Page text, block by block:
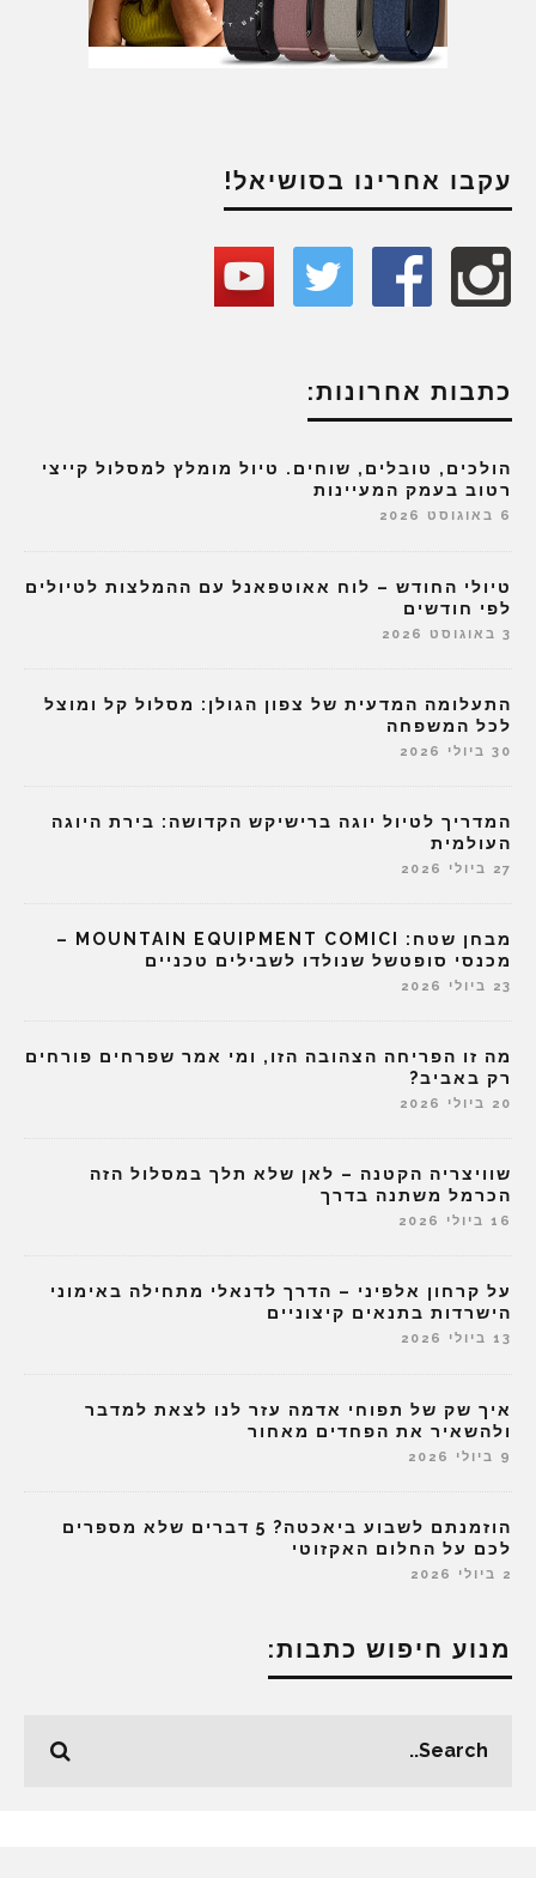
עקבו אחרינו בסושיאל!
כתבות אחרונות:
הולכים, טובלים, שוחים. טיול מומלץ למסלול קייצי
רטוב בעמק המעיינות
6 באוגוסט 2026
טיולי החודש – לוח אאוטפאנל עם ההמלצות לטיולים
לפי חודשים
3 באוגוסט 2026
התעלומה המדעית של צפון הגולן: מסלול קל ומוצל
לכל המשפחה
30 ביולי 2026
המדריך לטיול יוגה ברישיקש הקדושה: בירת היוגה
העולמית
27 ביולי 2026
מבחן שטח: MOUNTAIN EQUIPMENT COMICI –
מכנסי סופטשל שנולדו לשבילים טכניים
23 ביולי 2026
מה זו הפריחה הצהובה הזו, ומי אמר שפרחים פורחים
רק באביב?
20 ביולי 2026
שוויצריה הקטנה – לאן שלא תלך במסלול הזה
הכרמל משתנה בדרך
16 ביולי 2026
על קרחון אלפיני – הדרך לדנאלי מתחילה באימוני
הישרדות בתנאים קיצוניים
13 ביולי 2026
איך שק של תפוחי אדמה עזר לנו לצאת למדבר
ולהשאיר את הפחדים מאחור
9 ביולי 2026
הוזמנתם לשבוע ביאכטה? 5 דברים שלא מספרים
לכם על החלום האקזוטי
2 ביולי 2026
מנוע חיפוש כתבות: